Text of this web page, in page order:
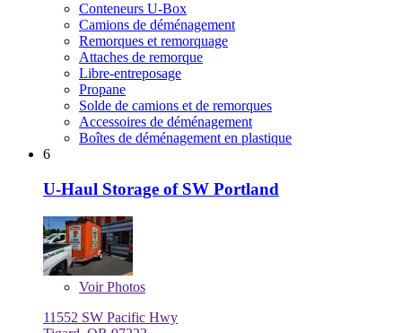
Conteneurs U-Box
Camions de déménagement
Remorques et remorquage
Attaches de remorque
Libre-entreposage
Propane
Solde de camions et de remorques
Accessoires de déménagement
Boîtes de déménagement en plastique
6
U-Haul Storage of SW Portland
VoirPhotos
11552 SW Pacific Hwy